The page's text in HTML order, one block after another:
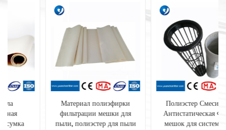
Материал полиэфирки
фильтрации мешки для
пыли, полиэстер для пыли
Полиэстер Смесировка
Антистатическая Фильтр
мешок для систем сбора